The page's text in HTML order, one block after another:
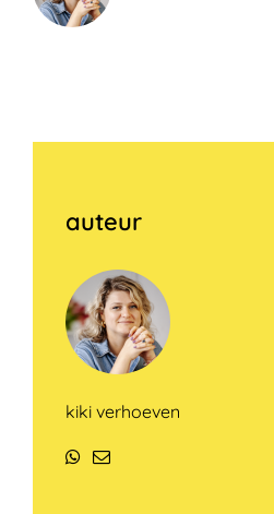
auteur
kiki verhoeven
WhatsApp
E-